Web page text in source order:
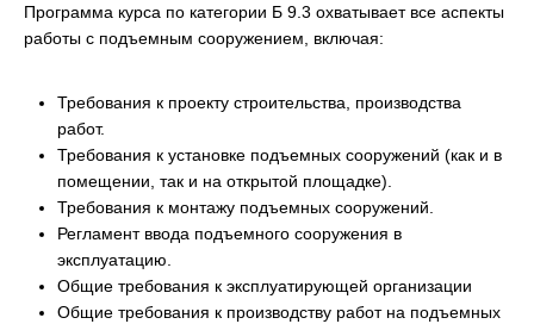
Программа курса по категории Б 9.3 охватывает все аспекты
работы с подъемным сооружением, включая:
Требования к проекту строительства, производства
работ.
Требования к установке подъемных сооружений (как и в
помещении, так и на открытой площадке).
Требования к монтажу подъемных сооружений.
Регламент ввода подъемного сооружения в
эксплуатацию.
Общие требования к эксплуатирующей организации
Общие требования к производству работ на подъемных